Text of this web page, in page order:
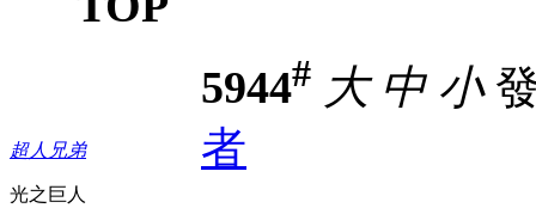
超人兄弟
光之巨人
5944# 大 中 小
者